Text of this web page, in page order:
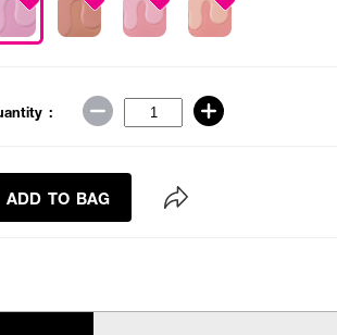
:
ADD TO BAG